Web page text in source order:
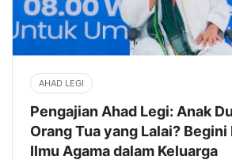
AHAD LEGI
Pengajian Ahad Legi: Anak
Orang Tua yang Lalai?
Ilmu Agama dalam Keluarga